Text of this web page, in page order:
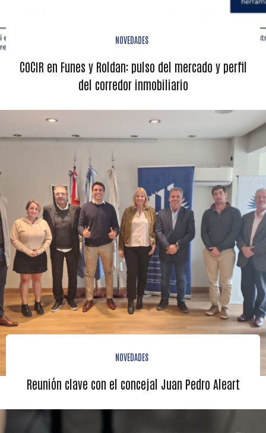
NOVEDADES
COCIR en Funes y Roldan: pulso del mercado y perfil
del corredor inmobiliario
NOVEDADES
Reunión clave con el concejal Juan Pedro Aleart